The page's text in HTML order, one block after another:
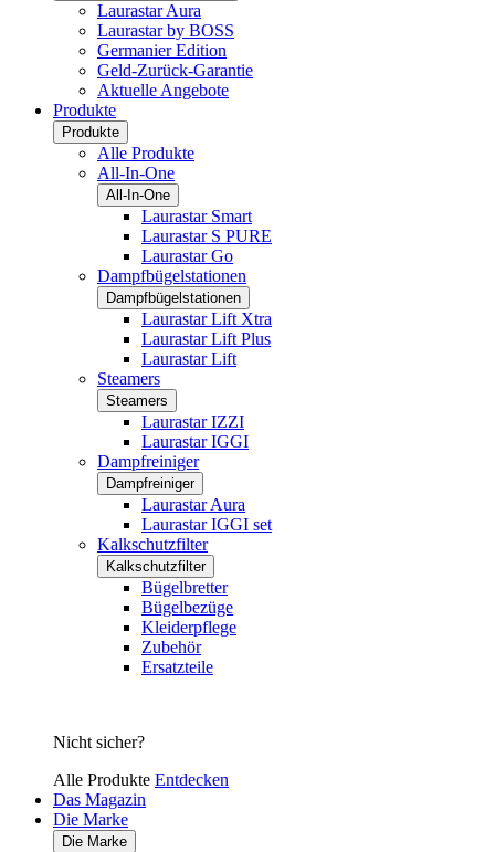
Laurastar Aura
Laurastar by BOSS
Germanier Edition
Geld-Zurück-Garantie
Aktuelle Angebote
Produkte
Produkte
Alle Produkte
All-In-One
All-In-One
Laurastar Smart
Laurastar S PURE
Laurastar Go
Dampfbügelstationen
Dampfbügelstationen
Laurastar Lift Xtra
Laurastar Lift Plus
Laurastar Lift
Steamers
Steamers
Laurastar IZZI
Laurastar IGGI
Dampfreiniger
Dampfreiniger
Laurastar Aura
Laurastar IGGI set
Kalkschutzfilter
Kalkschutzfilter
Bügelbretter
Bügelbezüge
Kleiderpflege
Zubehör
Ersatzteile
Nicht sicher?
Alle Produkte Entdecken
Das Magazin
Die Marke
Die Marke